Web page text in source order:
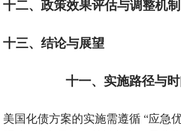
十二、政策效果评估与调整机制
十三、结论与展望
十一、实施路径与
美国化债方案的实施需遵循 “应急